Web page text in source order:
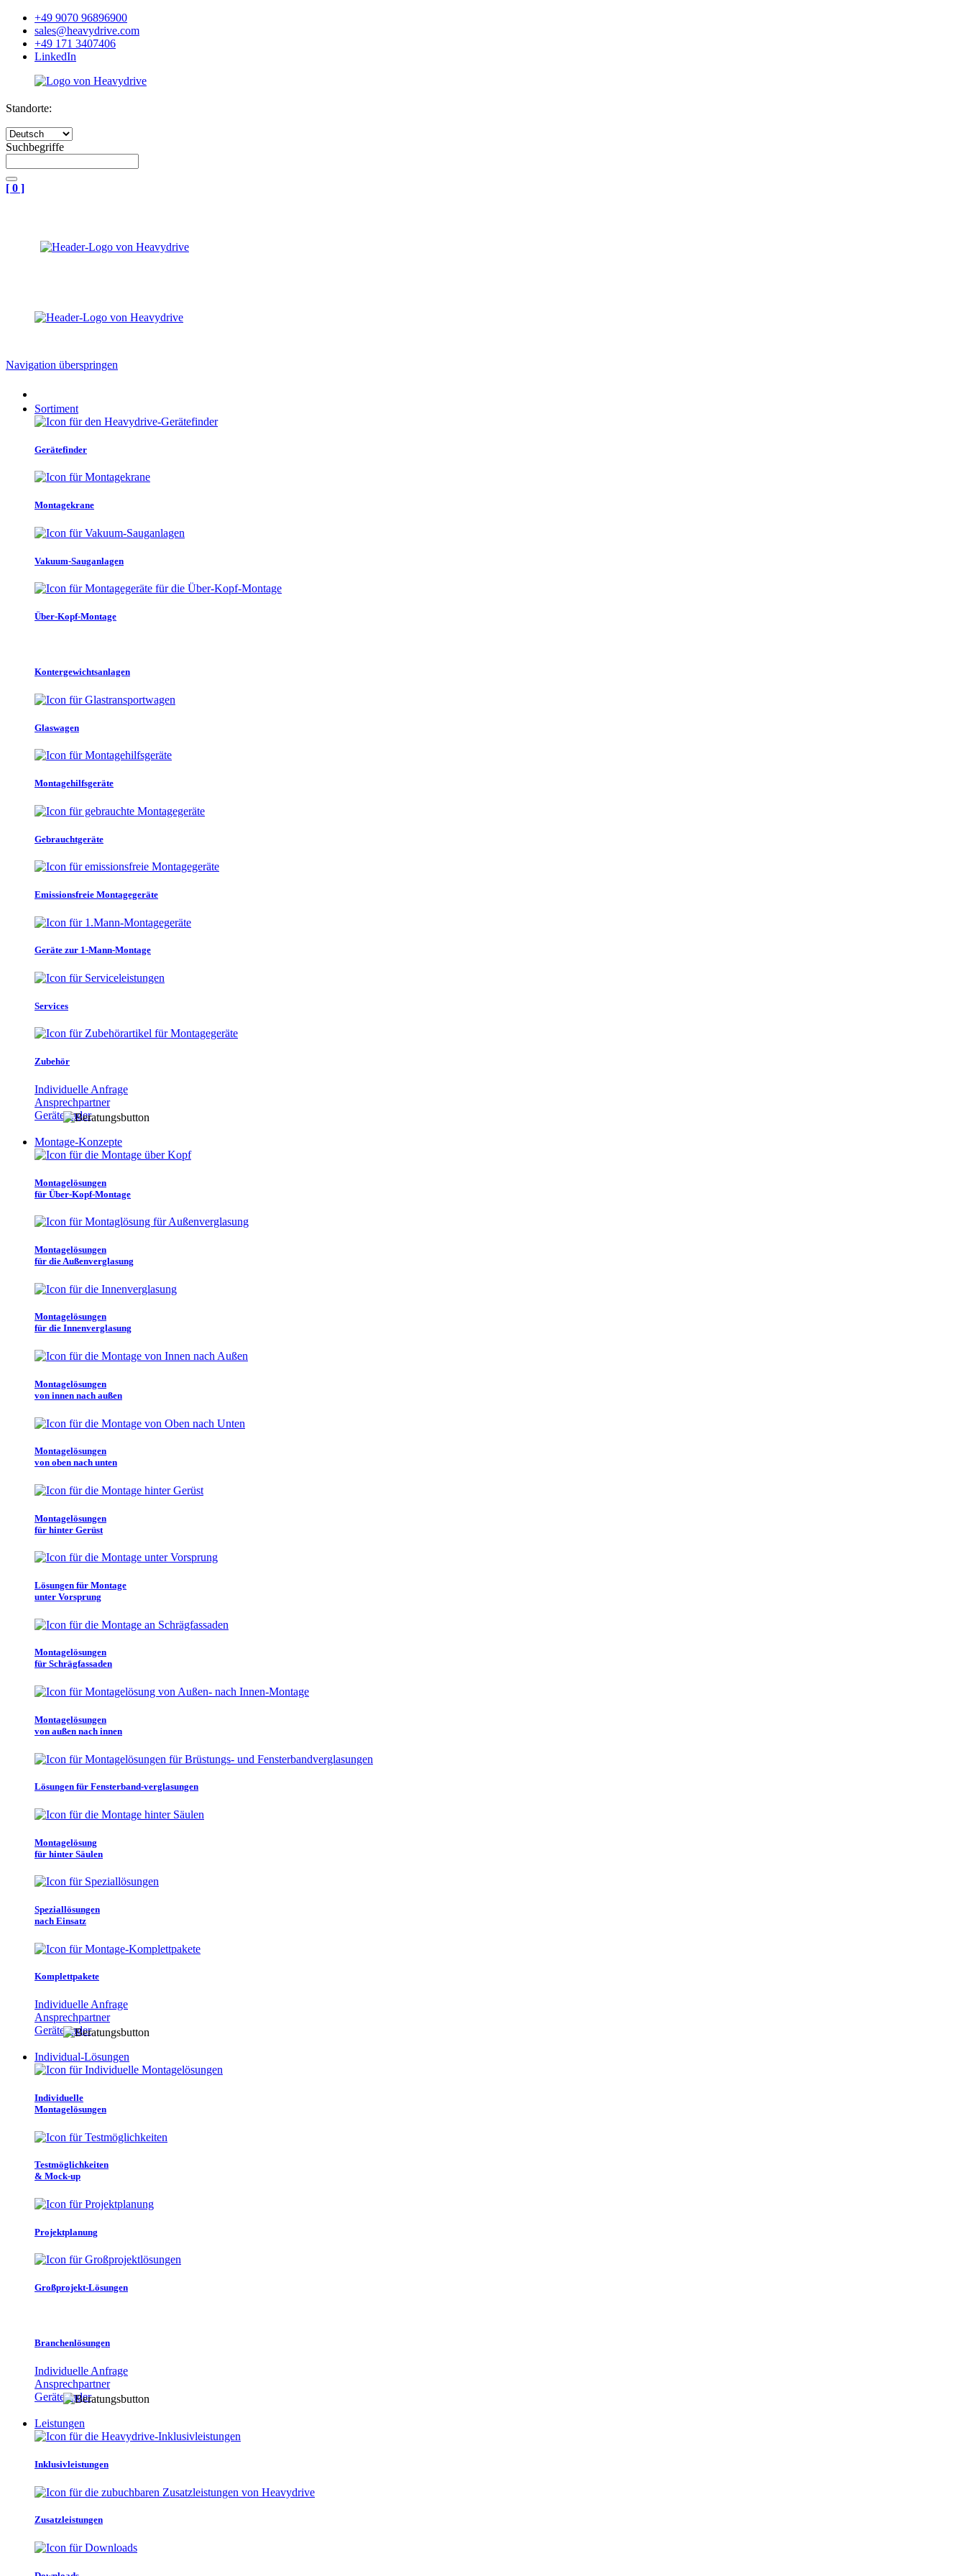
+49 9070 96896900
sales@heavydrive.com
+49 171 3407406
LinkedIn
Standorte:
Suchbegriffe
[ 0 ]
Navigation überspringen
Sortiment
Gerätefinder
Montagekrane
Vakuum-Sauganlagen
Über-Kopf-Montage
Kontergewichtsanlagen
Glaswagen
Montagehilfsgeräte
Gebrauchtgeräte
Emissionsfreie Montagegeräte
Geräte zur 1-Mann-Montage
Services
Zubehör
Individuelle Anfrage
Ansprechpartner
Gerätefinder
Montage-Konzepte
Montagelösungen
für Über-Kopf-Montage
Montagelösungen
für die Außenverglasung
Montagelösungen
für die Innenverglasung
Montagelösungen
von innen nach außen
Montagelösungen
von oben nach unten
Montagelösungen
für hinter Gerüst
Lösungen für Montage
unter Vorsprung
Montagelösungen
für Schrägfassaden
Montagelösungen
von außen nach innen
Lösungen für Fensterband-verglasungen
Montagelösung
für hinter Säulen
Speziallösungen
nach Einsatz
Komplettpakete
Individuelle Anfrage
Ansprechpartner
Gerätefinder
Individual-Lösungen
Individuelle
Montagelösungen
Testmöglichkeiten
& Mock-up
Projektplanung
Großprojekt-Lösungen
Branchenlösungen
Individuelle Anfrage
Ansprechpartner
Gerätefinder
Leistungen
Inklusivleistungen
Zusatzleistungen